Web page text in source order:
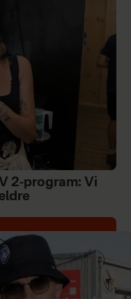
2-program: Vi